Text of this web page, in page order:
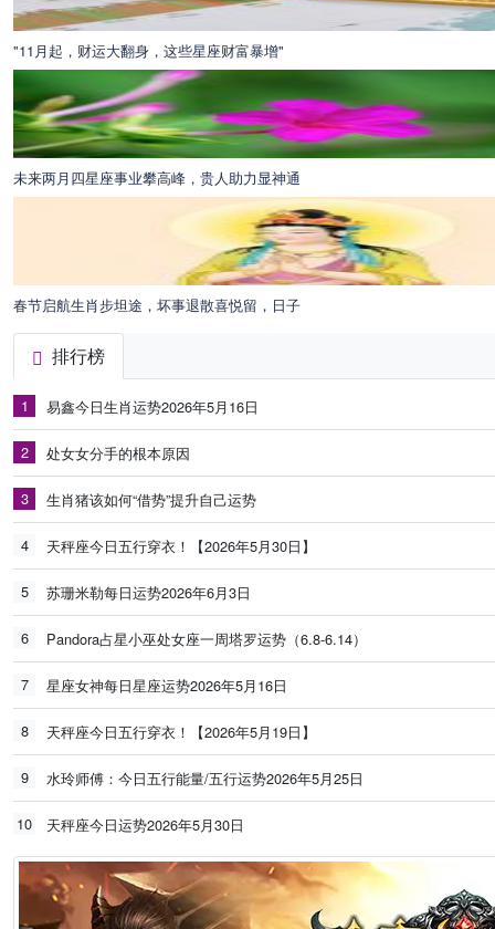
"11月起，财运大翻身，这些星座财富暴增"
未来两月四星座事业攀高峰，贵人助力显神通
春节启航生肖步坦途，坏事退散喜悦留，日子
排行榜
1 易鑫今日生肖运势2026年5月16日
2 处女女分手的根本原因
3 生肖猪该如何“借势”提升自己运势
4 天秤座今日五行穿衣！【2026年5月30日】
5 苏珊米勒每日运势2026年6月3日
6 Pandora占星小巫处女座一周塔罗运势（6.8-6.14）
7 星座女神每日星座运势2026年5月16日
8 天秤座今日五行穿衣！【2026年5月19日】
9 水玲师傅：今日五行能量/五行运势2026年5月25日
10 天秤座今日运势2026年5月30日